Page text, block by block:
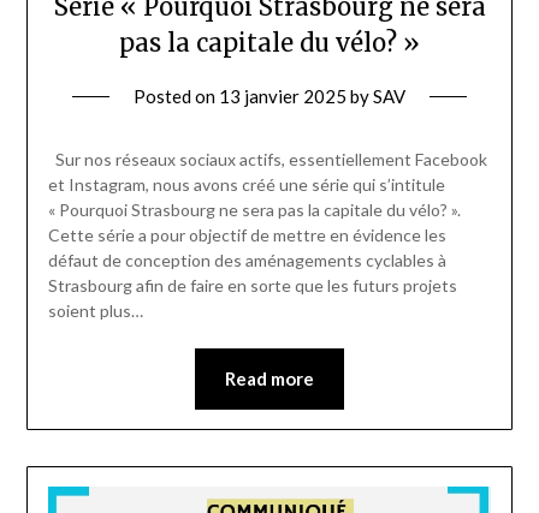
Série « Pourquoi Strasbourg ne sera
pas la capitale du vélo? »
Posted on 13 janvier 2025 bySAV
Sur nos réseaux sociaux actifs, essentiellement Facebook
et Instagram, nous avons créé une série qui s’intitule
« Pourquoi Strasbourg ne sera pas la capitale du vélo? ».
Cette série a pour objectif de mettre en évidence les
défaut de conception des aménagements cyclables à
Strasbourg afin de faire en sorte que les futurs projets
soient plus…
Read more